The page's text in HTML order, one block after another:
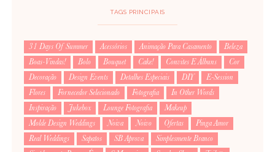
TAGS PRINCIPAIS
31 Days Of Summer Acessórios Animação Para Casamento
Beleza
Boas-Vindas!
Bolo Bouquet Cake! Convites E Álbuns
Cor
Decoração
Design Events Detalhes Especiais DIY
E-Session
Flores
Fornecedor Selecionado Fotografia
In Other Words
Inspiração
Jukebox Lounge Fotografia
Makeup
Molde Design Weddings
Noiva Noivo Ofertas
Pinga Amor
Real Weddings
Sapatos SB Aprova
Simplesmente Branco